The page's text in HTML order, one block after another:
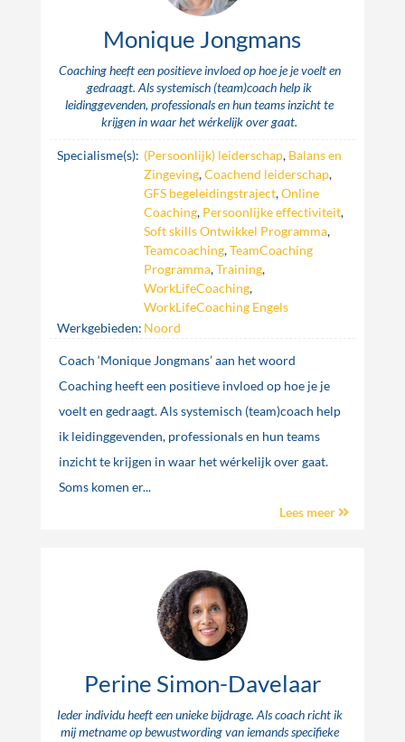
Monique Jongmans
Coaching heeft een positieve invloed op hoe je je voelt en
gedraagt. Als systemisch (team)coach help ik
leidinggevenden, professionals en hun teams inzicht te
krijgen in waar het wérkelijk over gaat.
Specialisme(s): (Persoonlijk) leiderschap, Balans en
Zingeving,Coachend leiderschap,
GFS begeleidingstraject,Online
Coaching, Persoonlijke effectiviteit,
Soft skills Ontwikkel Programma,
Teamcoaching,TeamCoaching
Programma,Training,
WorkLifeCoaching,
WorkLifeCoaching Engels
Werkgebieden: Noord
Coach ‘Monique Jongmans’ aan het woord
Coaching heeft een positieve invloed op hoe je je
voelt en gedraagt. Als systemisch (team)coach help
ik leidinggevenden, professionals en hun teams
inzicht te krijgen in waar het wérkelijk over gaat.
Soms komen er...
Lees meer
Perine Simon-Davelaar
Ieder individu heeft een unieke bijdrage. Als coach richt ik
mij metname op bewustwording van iemands specifieke